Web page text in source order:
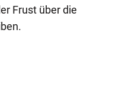
Frust über die